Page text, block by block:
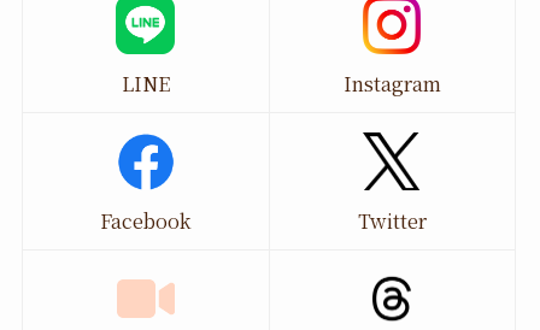
LINE Instagram
Facebook Twitter